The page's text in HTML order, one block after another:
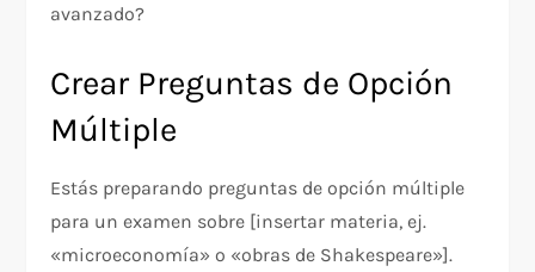
avanzado?
Crear Preguntas de Opción
Múltiple
Estás preparando preguntas de opción múltiple
para un examen sobre [insertar materia, ej.
«microeconomía» o «obras de Shakespeare»].